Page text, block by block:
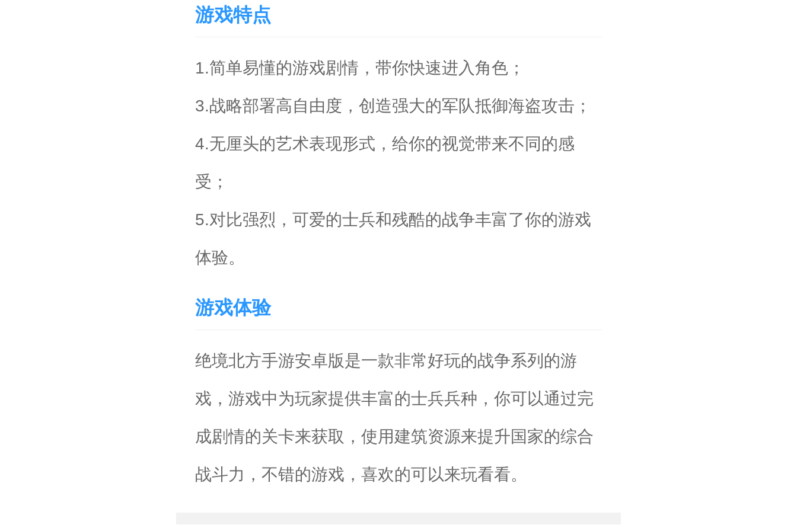
游戏特点
1.简单易懂的游戏剧情，带你快速进入角色；
3.战略部署高自由度，创造强大的军队抵御海盗攻击；
4.无厘头的艺术表现形式，给你的视觉带来不同的感
受；
5.对比强烈，可爱的士兵和残酷的战争丰富了你的游戏
体验。
游戏体验
绝境北方手游安卓版是一款非常好玩的战争系列的游
戏，游戏中为玩家提供丰富的士兵兵种，你可以通过完
成剧情的关卡来获取，使用建筑资源来提升国家的综合
战斗力，不错的游戏，喜欢的可以来玩看看。